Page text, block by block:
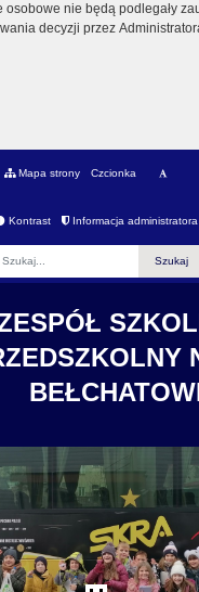
osobowe nie będą podlegały
decyzji przez
Mapa strony Czcionka
Kontrast Informacja administratora